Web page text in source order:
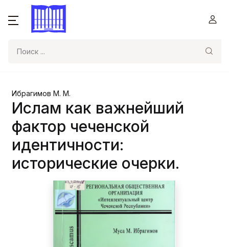
Ибрагимов М. М.
Ислам как важнейший
фактор чеченской
идентичности:
исторические очерки.